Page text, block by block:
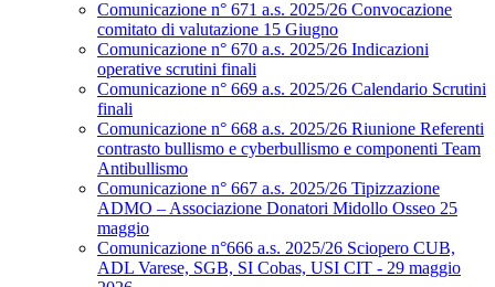
Comunicazione n° 671 a.s. 2025/26 Convocazione
comitato di valutazione 15 Giugno
Comunicazione n° 670 a.s. 2025/26 Indicazioni
operative scrutini finali
Comunicazione n° 669 a.s. 2025/26 Calendario Scrutini
finali
Comunicazione n° 668 a.s. 2025/26 Riunione Referenti
contrasto bullismo e cyberbullismo e componenti Team
Antibullismo
Comunicazione n° 667 a.s. 2025/26 Tipizzazione
ADMO – Associazione Donatori Midollo Osseo 25
maggio
Comunicazione n°666 a.s. 2025/26 Sciopero CUB,
ADL Varese, SGB, SI Cobas, USI CIT - 29 maggio